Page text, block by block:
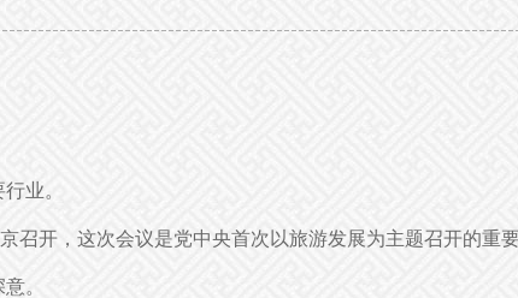
业。
召开，这次会议是党中央首次以旅游发展为主题召开的重要
。